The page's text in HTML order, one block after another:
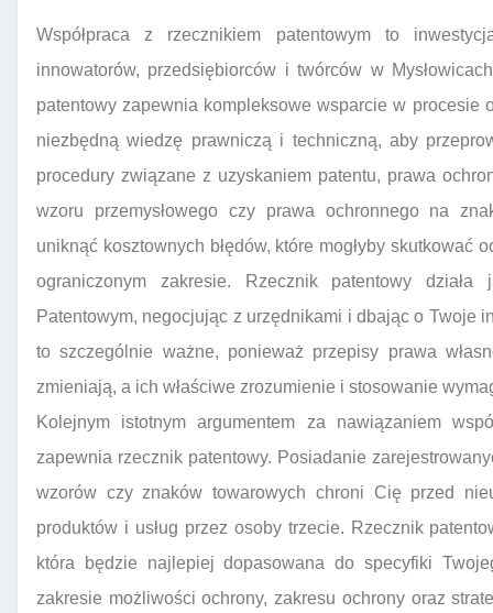
Współpraca z rzecznikiem patentowym to
innowatorów, przedsiębiorców i twórców w
patentowy zapewnia kompleksowe wsparcie w procesie
niezbędną wiedzę prawniczą i techniczną, aby
procedury związane z uzyskaniem patentu, prawa
wzoru przemysłowego czy prawa ochronnego na
uniknąć kosztownych błędów, które mogłyby skutkować
ograniczonym zakresie. Rzecznik patentowy
Patentowym, negocjując z urzędnikami i dbając o Twoje
to szczególnie ważne, ponieważ przepisy prawa
zmieniają, a ich właściwe zrozumienie i stosowanie
Kolejnym istotnym argumentem za nawiązaniem
zapewnia rzecznik patentowy. Posiadanie
wzorów czy znaków towarowych chroni Cię przed
produktów i usług przez osoby trzecie. Rzecznik
która będzie najlepiej dopasowana do specyfiki
zakresie możliwości ochrony, zakresu ochrony oraz